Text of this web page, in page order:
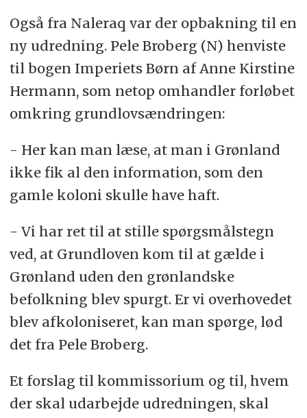
Også fra Naleraq var der opbakning til en
ny udredning. Pele Broberg (N) henviste
til bogen Imperiets Børn af Anne Kirstine
Hermann, som netop omhandler forløbet
omkring grundlovsændringen:
- Her kan man læse, at man i Grønland
ikke fik al den information, som den
gamle koloni skulle have haft.
- Vi har ret til at stille spørgsmålstegn
ved, at Grundloven kom til at gælde i
Grønland uden den grønlandske
befolkning blev spurgt. Er vi overhovedet
blev afkoloniseret, kan man spørge, lød
det fra Pele Broberg.
Et forslag til kommissorium og til, hvem
der skal udarbejde udredningen, skal